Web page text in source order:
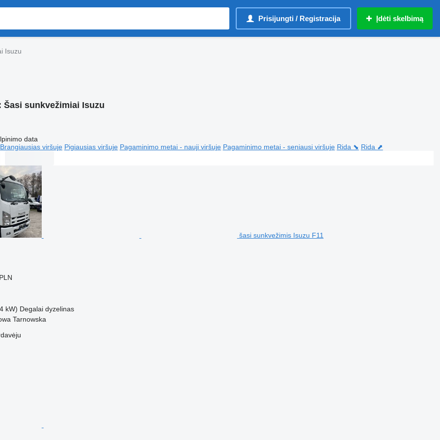
Prisijungti / Registracija Įdėti skelbimą
Isuzu
Šasi sunkvežimiai Isuzu
data
Brangiausias viršuje Pigiausias viršuje Pagaminimo metai - nauji viršuje Pagaminimo metai - seniausi viršuje Rida ⬊ Rida ⬈
šasi sunkvežimis Isuzu F11
kW) Degalai dyzelinas
Tarnowska